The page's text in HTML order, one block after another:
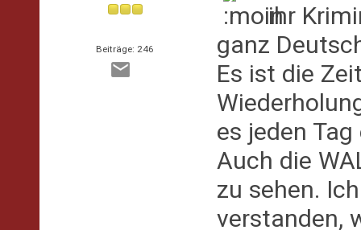
Beiträge: 246
ihr
ganz
Es ist die
es jeden Tag
Auch die
zu sehen.
verstanden,